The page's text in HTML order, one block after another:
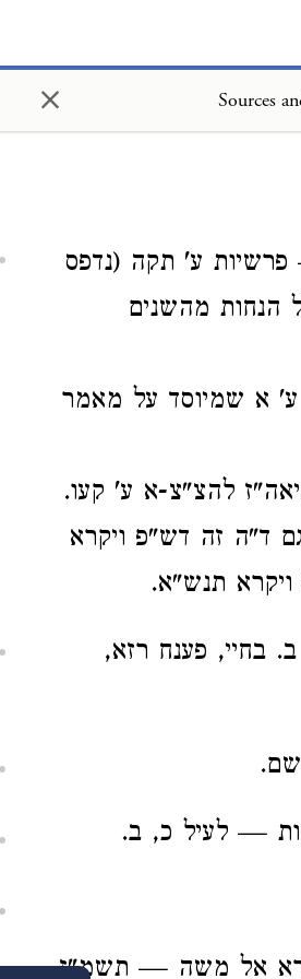
× Sources
ע' תקה (נדפס
הצ"צ בבוך 1116 הכולל הנחות מהשנים
א שמיוסד על מאמר
להצ"צ-א ע' קעו.
ד"ה זה דש"פ ויקרא
תנש"א.
בחיי, פענח רזא,
— לעיל כ, ב.
אל משה — תשמ"ז.